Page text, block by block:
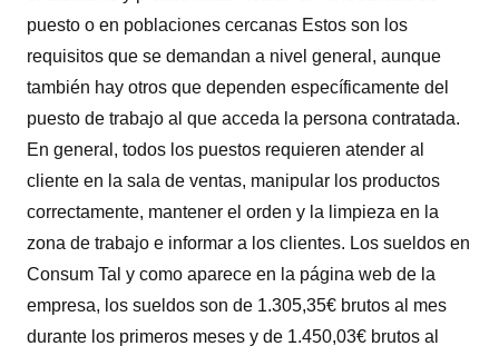
puesto o en poblaciones cercanas Estos son los
requisitos que se demandan a nivel general, aunque
también hay otros que dependen específicamente del
puesto de trabajo al que acceda la persona contratada.
En general, todos los puestos requieren atender al
cliente en la sala de ventas, manipular los productos
correctamente, mantener el orden y la limpieza en la
zona de trabajo e informar a los clientes. Los sueldos en
Consum Tal y como aparece en la página web de la
empresa, los sueldos son de 1.305,35€ brutos al mes
durante los primeros meses y de 1.450,03€ brutos al